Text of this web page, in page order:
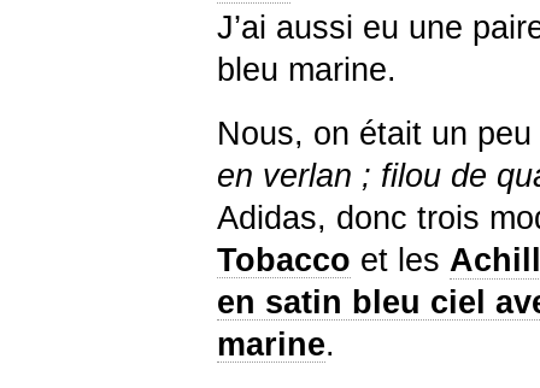
J’ai aussi eu une
bleu marine.
Nous, on était un
en verlan ; filou de
Adidas, donc trois
Tobacco et les Achill
en satin bleu ciel
marine.